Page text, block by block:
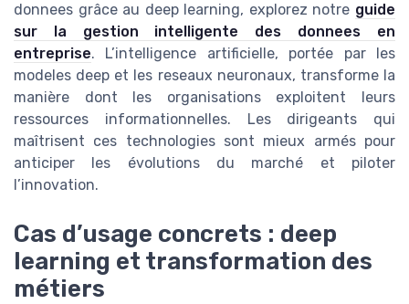
donnees grâce au deep learning, explorez notre guide
sur la gestion intelligente des donnees en
entreprise. L’intelligence artificielle, portée par les
modeles deep et les reseaux neuronaux, transforme la
manière dont les organisations exploitent leurs
ressources informationnelles. Les dirigeants qui
maîtrisent ces technologies sont mieux armés pour
anticiper les évolutions du marché et piloter
l’innovation.
Cas d’usage concrets : deep
learning et transformation des
métiers